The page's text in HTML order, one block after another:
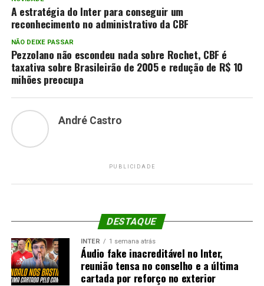
A estratégia do Inter para conseguir um
reconhecimento no administrativo da CBF
NÃO DEIXE PASSAR
Pezzolano não escondeu nada sobre Rochet, CBF é
taxativa sobre Brasileirão de 2005 e redução de R$ 10
mihões preocupa
André Castro
PUBLICIDADE
DESTAQUE
INTER 1 semana atrás
Áudio fake inacreditável no Inter,
reunião tensa no conselho e a última
cartada por reforço no exterior